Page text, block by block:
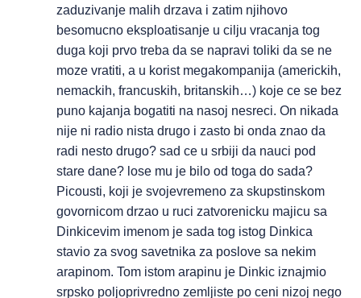
zaduzivanje malih drzava i zatim njihovo
besomucno eksploatisanje u cilju vracanja tog
duga koji prvo treba da se napravi toliki da se ne
moze vratiti, a u korist megakompanija (americkih,
nemackih, francuskih, britanskih…) koje ce se bez
puno kajanja bogatiti na nasoj nesreci. On nikada
nije ni radio nista drugo i zasto bi onda znao da
radi nesto drugo? sad ce u srbiji da nauci pod
stare dane? lose mu je bilo od toga do sada?
Picousti, koji je svojevremeno za skupstinskom
govornicom drzao u ruci zatvorenicku majicu sa
Dinkicevim imenom je sada tog istog Dinkica
stavio za svog savetnika za poslove sa nekim
arapinom. Tom istom arapinu je Dinkic iznajmio
srpsko poljoprivredno zemljiste po ceni nizoj nego